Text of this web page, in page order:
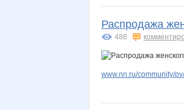
Распродажа
488
www.nn.ru/community/